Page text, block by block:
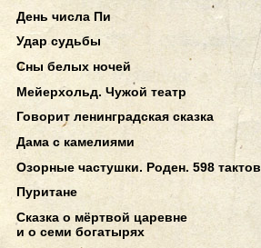
День числа Пи
Удар судьбы
Сны белых ночей
Мейерхольд. Чужой театр
Говорит ленинградская сказка
Дама с камелиями
Озорные частушки. Роден. 598 тактов
Пуритане
Сказка о мёртвой царевне
и о семи богатырях